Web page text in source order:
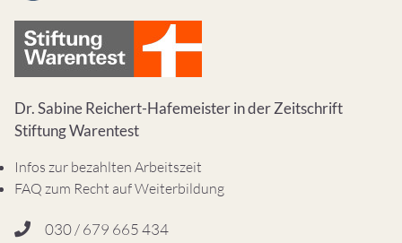
Dr. Sabine Reichert-Hafemeister in der Zeitschrift
Stiftung Warentest
Infos zur bezahlten Arbeitszeit
FAQ zum Recht auf Weiterbildung
030 / 679 665 434